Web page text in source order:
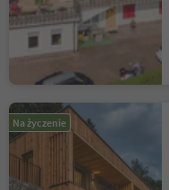
Na życzenie